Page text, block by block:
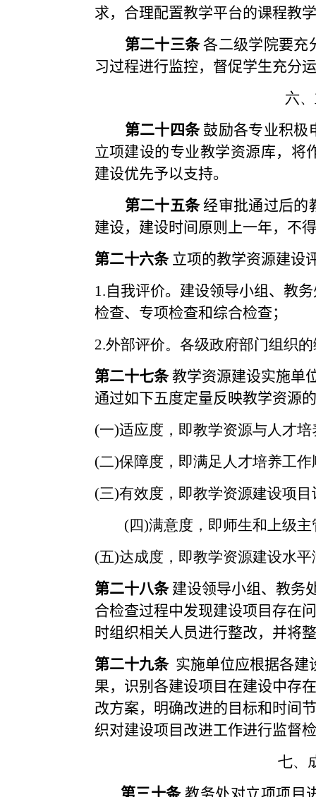
求，合理配置教学平台的课程教
第二十三条各二级学院要充
习过程进行监控，督促学生充分
六
第二十四条 鼓励各专业积极
立项建设的专业教学资源库，将
建设优先予以支持。
第二十五条经审批通过后的
建设，建设时间原则上一年，不
第二十六条立项的教学资源建设
1.自我评价。建设领导小组、 教
检查、专项检查和综合检查；
2.外部评价。各级政府部门组织
第二十七条教学资源建设实施单
通过如下五度定量反映教学资源
(一)适应度，即教学资源与人才
(二)保障度，即满足人才培养工
(三)有效度，即教学资源建设项
(四)满意度，即师生和上级
(五)达成度，即教学资源建设水
第二十八条建设领导小组、 教务
合检查过程中发现建设项目存在
时组织相关人员进行整改，并将
第二十九条实施单位应根据各建
果，识别各建设项目在建设中存
改方案，明确改进的目标和时间
织对建设项目改进工作进行监督
七、
第三十条教务处对立项项目